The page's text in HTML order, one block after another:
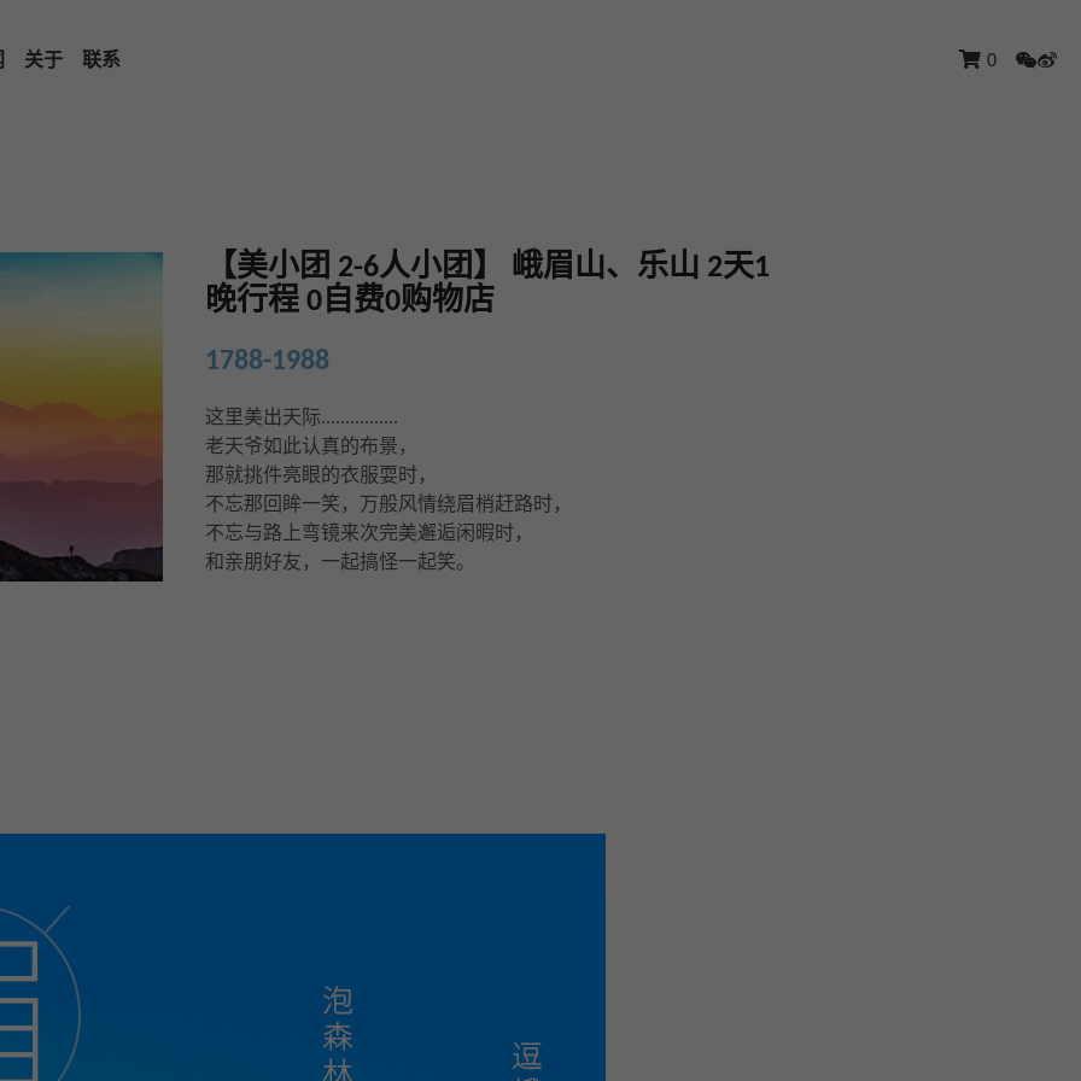
关于 联系 0
【美小团 2-6人小团】 峨眉山、乐山 2天1
晚行程 0自费0购物店
1788-1988
这里美出天际................
老天爷如此认真的布景，
那就挑件亮眼的衣服耍时，
不忘那回眸一笑，万般风情绕眉梢赶路时，
不忘与路上弯镜来次完美邂逅闲暇时，
和亲朋好友，一起搞怪一起笑。